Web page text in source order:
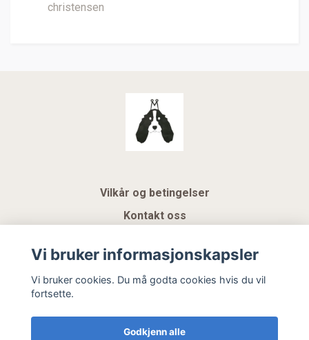
christensen
Vilkår og betingelser
Kontakt oss
Gavekort
Vi bruker informasjonskapsler
Vi bruker cookies. Du må godta cookies hvis du vil
fortsette.
Godkjenn alle